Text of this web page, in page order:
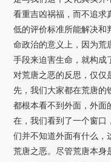
看重吉凶祸福，而不追求
低的评价标准所能解决和
命政治的意义上，因为荒
手段来迫害生命，就构成
对荒唐之恶的反思，仅仅
先，我们大家都在荒唐的
都根本看不到外面，外面
在，我们看到了一个窗口
们并不知道外面有什么，
荒唐之恶。尽管荒唐本身